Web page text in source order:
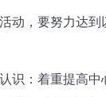
，要努力达到
：着重提高中